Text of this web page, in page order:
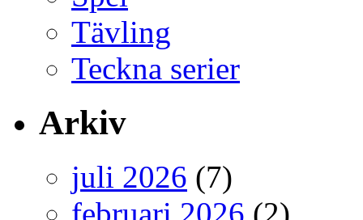
Tävling
Teckna serier
Arkiv
juli 2026 (7)